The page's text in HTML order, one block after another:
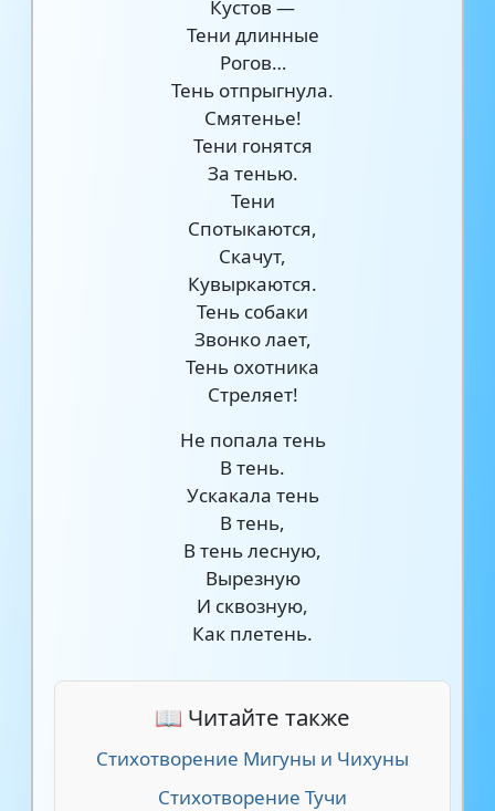
Кустов —
Тени длинные
Рогов…
Тень отпрыгнула.
Смятенье!
Тени гонятся
За тенью.
Тени
Спотыкаются,
Скачут,
Кувыркаются.
Тень собаки
Звонко лает,
Тень охотника
Стреляет!
Не попала тень
В тень.
Ускакала тень
В тень,
В тень лесную,
Вырезную
И сквозную,
Как плетень.
📖 Читайте также
Стихотворение Мигуны и Чихуны
Стихотворение Тучи